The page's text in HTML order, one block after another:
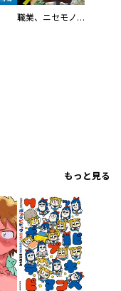
／片瀬りた ／佐倉チトセ ／原田嚥 ／戸桝有馬 ／木緒なち ／タイジロウ ／高橋祐 ／太田七基 ／支援ＢＩＳ ／Ｋ９ ／森田蓮次 ／北乃ゆうひ ／間明田 ／杉本 萌 ／あさかたこれ太郎 ／七瀬陽 ／葉海 ／透野光海 ／見延案山子 ／羽佐馬亨 ／落合リョウマ ／乙丑 ／田央きくち ／のべつけい ／曇後ｈａｒｅ ／穂高 栗 ／飛月 湧依 ／石ノ森章太郎 ／永井豪 ／文玲カナ ／猫草わた ／大樂よう ／餅田ぷり ／空山トキ ／五色安味 ／伍長 ／モリエサトシ ／五色安未 ／小村あゆみ ／秋野桜花
職業、ニセモノ～あなたに偽は見抜けない【電子単行本版】
もっと見る